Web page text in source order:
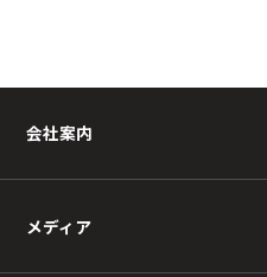
会社案内
メディア